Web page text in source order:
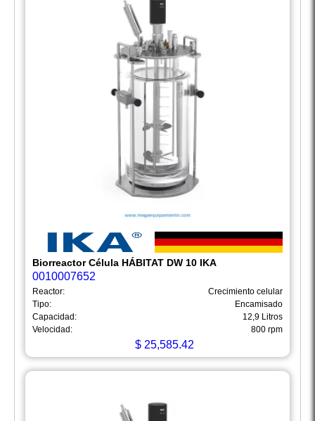
Biorreactor Célula HÁBITAT DW 10 IKA
0010007652
Reactor:
Crecimiento celular
Tipo:
Encamisado
Capacidad:
12,9 Litros
Velocidad:
800 rpm
$ 25,585.42